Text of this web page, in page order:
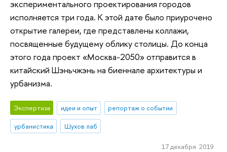
экспериментального проектирования городов
исполняется три года. К этой дате было приурочено
открытие галереи, где представлены коллажи,
посвященные будущему облику столицы. До конца
этого года проект «Москва-2050» отправится в
китайский Шэньчжэнь на биеннале архитектуры и
урбанизма.
Экспертиза идеи и опыт
репортаж о событии
урбанистика
Шухов лаб
17 декабря 2019